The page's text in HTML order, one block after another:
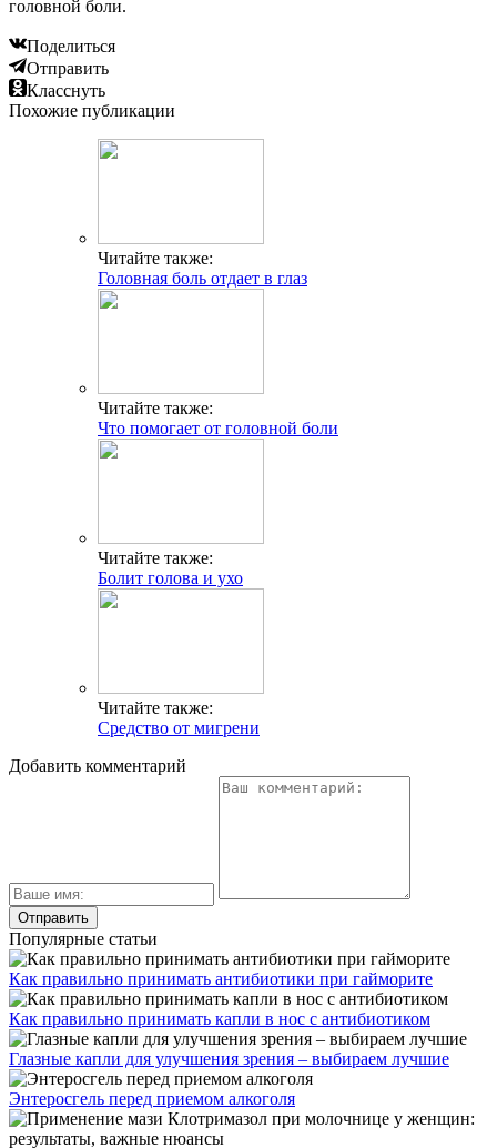
головной боли.
Поделиться
Отправить
Класснуть
Похожие публикации
Читайте также:
Головная боль отдает в глаз
Читайте также:
Что помогает от головной боли
Читайте также:
Болит голова и ухо
Читайте также:
Средство от мигрени
Добавить комментарий
Популярные статьи
Как правильно принимать антибиотики при гайморите
Как правильно принимать капли в нос с антибиотиком
Глазные капли для улучшения зрения – выбираем лучшие
Энтеросгель перед приемом алкоголя